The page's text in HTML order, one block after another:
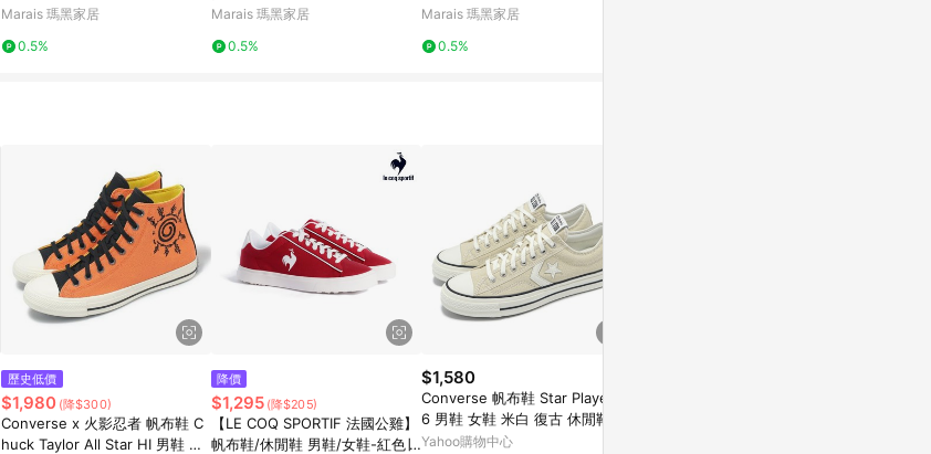
女39
Marais 瑪黑家居
0.5%
灰色-40
Marais 瑪黑家居
0.5%
色-女35
Marais 瑪黑家居
0.5%
歷史低價
$1,980 (降$300)
Converse x 火影忍者 帆布鞋 C
huck Taylor All Star HI 男鞋 女
降價
$1,295 (降$205)
【LE COQ SPORTIF 法國公雞】
帆布鞋/休閒鞋 男鞋/女鞋-紅色∣L
$1,580
Converse 帆布鞋 Star Player 7
6 男鞋 女鞋 米白 復古 休閒鞋 低
筒 匡威 A10153C
Yahoo購物中心